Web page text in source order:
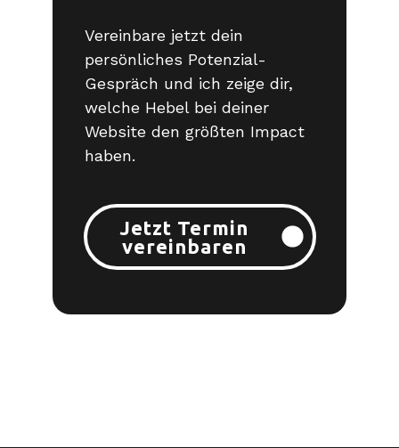
Vereinbare jetzt dein
persönliches Potenzial-
Gespräch und ich zeige dir,
welche Hebel bei deiner
Website den größten Impact
haben.
Jetzt Termin
vereinbaren